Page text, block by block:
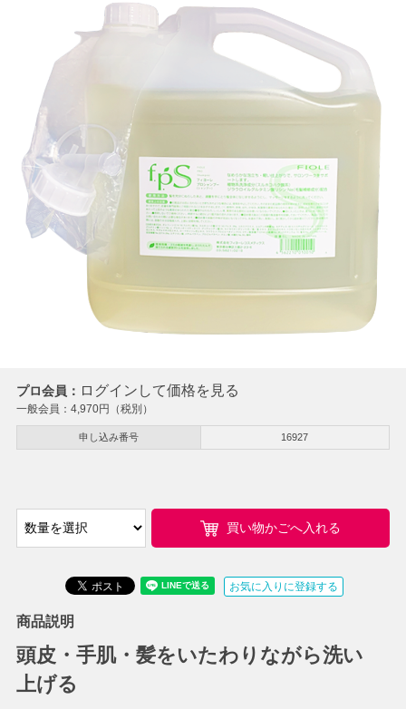
プロ会員： ログインして価格を見る
一般会員： 4,970円（税別）
申し込み番号 16927
買い物かごへ入れる
お気に入りに登録する
商品説明
頭皮・手肌・髪をいたわりながら洗い
上げる